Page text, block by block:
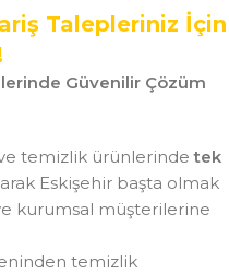
Talepleriniz İçin
Güvenilir Çözüm
ve temizlik ürünlerindetek
Eskişehir başta olmak
kurumsal müşterilerine
temizlik